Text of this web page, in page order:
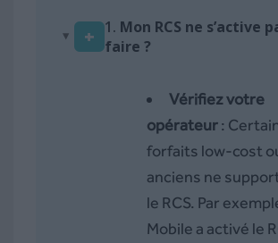
+ 1. Mon RCS ne s’active
faire ?
Vérifiez votre
opérateur:
forfaits low-cost
anciens ne
le RCS. Par
Mobile a activé le